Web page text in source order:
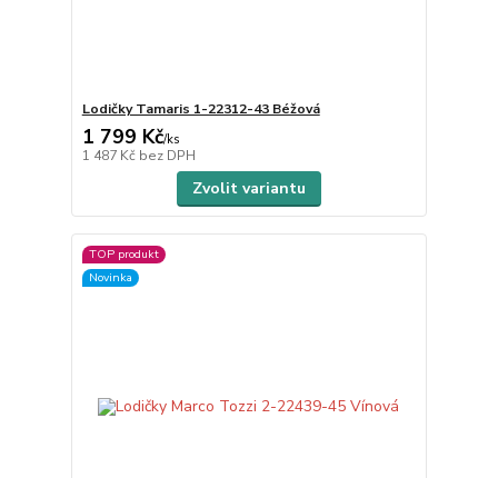
Lodičky Tamaris 1-22312-43 Béžová
1 799 Kč/ks
1 487 Kč bez DPH
Zvolit variantu
TOP produkt
Novinka